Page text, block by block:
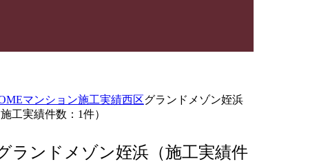
マンション施工実績西区グランドメゾン姪浜
工実績件数：1件）
ランドメゾン姪浜（施工実績件